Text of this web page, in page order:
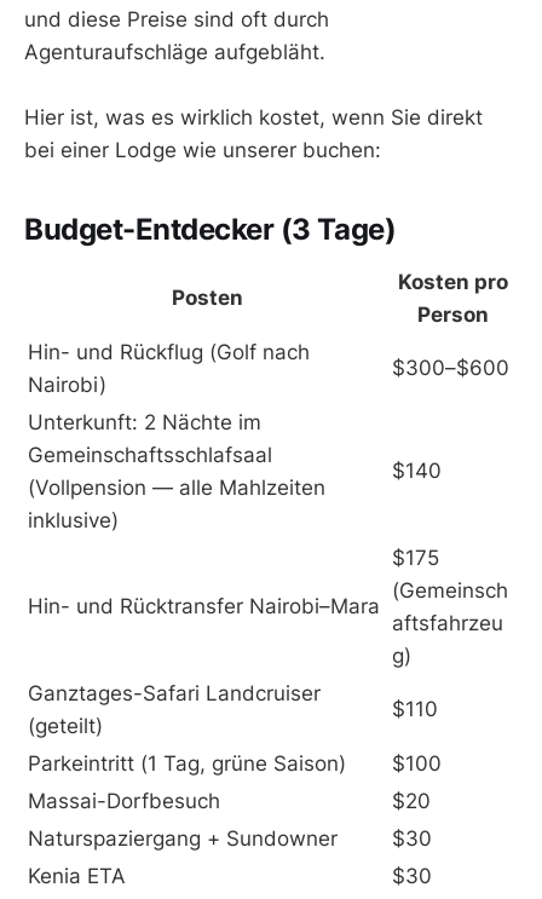
und diese Preise sind oft durch
Agenturaufschläge aufgebläht.
Hier ist, was es wirklich kostet, wenn Sie direkt
bei einer Lodge wie unserer buchen:
Budget-Entdecker (3 Tage)
Posten
Kosten pro
Person
Hin- und Rückflug (Golf nach
Nairobi)
$300–$600
Unterkunft: 2 Nächte im
Gemeinschaftsschlafsaal
(Vollpension — alle Mahlzeiten
inklusive)
$140
Hin- und Rücktransfer Nairobi–Mara
$175
(Gemeinsch
aftsfahrzeu
g)
Ganztages-Safari Landcruiser
(geteilt)
$110
Parkeintritt (1 Tag, grüne Saison)
$100
Massai-Dorfbesuch
$20
Naturspaziergang + Sundowner
$30
Kenia ETA
$30